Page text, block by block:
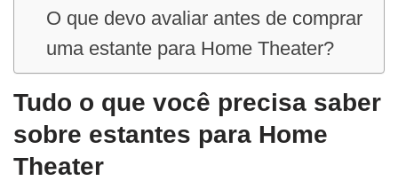
O que devo avaliar antes de comprar
uma estante para Home Theater?
Tudo o que você precisa saber
sobre estantes para Home
Theater